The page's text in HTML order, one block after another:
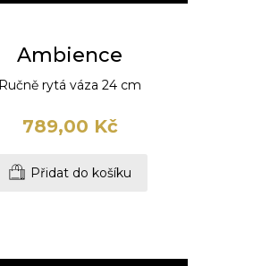
Ambience
Ručně rytá váza 24 cm
789,00 Kč
Přidat do košíku